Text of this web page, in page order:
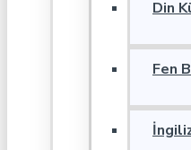
Din
Fen